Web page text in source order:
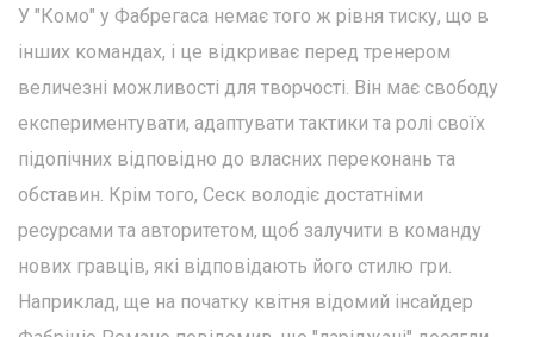
У "Комо" у Фабрегаса немає того ж рівня тиску, що в
інших командах, і це відкриває перед тренером
величезні можливості для творчості. Він має свободу
експериментувати, адаптувати тактики та ролі своїх
підопічних відповідно до власних переконань та
обставин. Крім того, Сеск володіє достатніми
ресурсами та авторитетом, щоб залучити в команду
нових гравців, які відповідають його стилю гри.
Наприклад, ще на початку квітня відомий інсайдер